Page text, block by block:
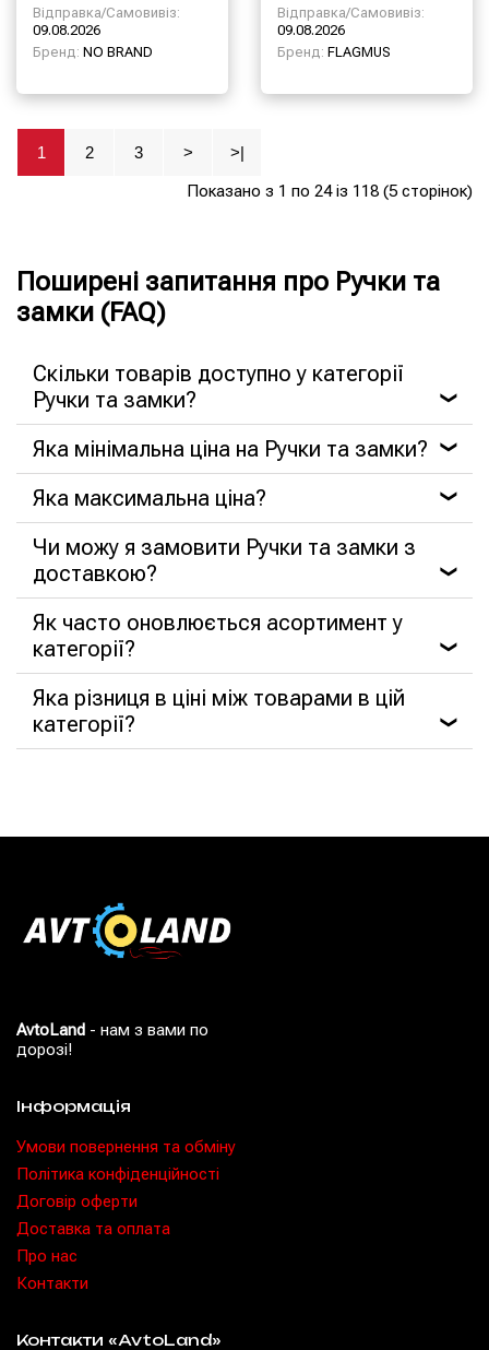
Відправка/Самовивіз:
09.08.2026
Бренд: NO BRAND
Відправка/Самовивіз:
09.08.2026
Бренд: FLAGMUS
1 2 3 > >|
Показано з 1 по 24 із 118 (5 сторінок)
Поширені запитання про Ручки та
замки (FAQ)
Скільки товарів доступно у категорії
Ручки та замки?
❯
Яка мінімальна ціна на Ручки та замки? ❯
Яка максимальна ціна? ❯
Чи можу я замовити Ручки та замки з
доставкою?
❯
Як часто оновлюється асортимент у
категорії?
❯
Яка різниця в ціні між товарами в цій
категорії?
❯
AvtoLand - нам з вами по
дорозі!
Інформація
Умови повернення та обміну
Політика конфіденційності
Договір оферти
Доставка та оплата
Про нас
Контакти
Контакти «AvtoLand»